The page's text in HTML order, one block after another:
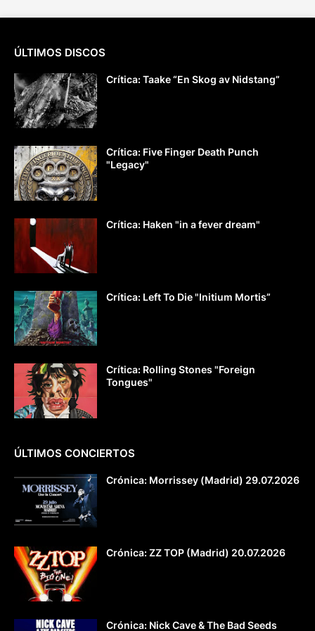
ÚLTIMOS DISCOS
Crítica: Taake “En Skog av Nidstang”
Crítica: Five Finger Death Punch
"Legacy"
Crítica: Haken "in a fever dream"
Crítica: Left To Die "Initium Mortis”
Crítica: Rolling Stones "Foreign
Tongues"
ÚLTIMOS CONCIERTOS
Crónica: Morrissey (Madrid) 29.07.2026
Crónica: ZZ TOP (Madrid) 20.07.2026
Crónica: Nick Cave & The Bad Seeds